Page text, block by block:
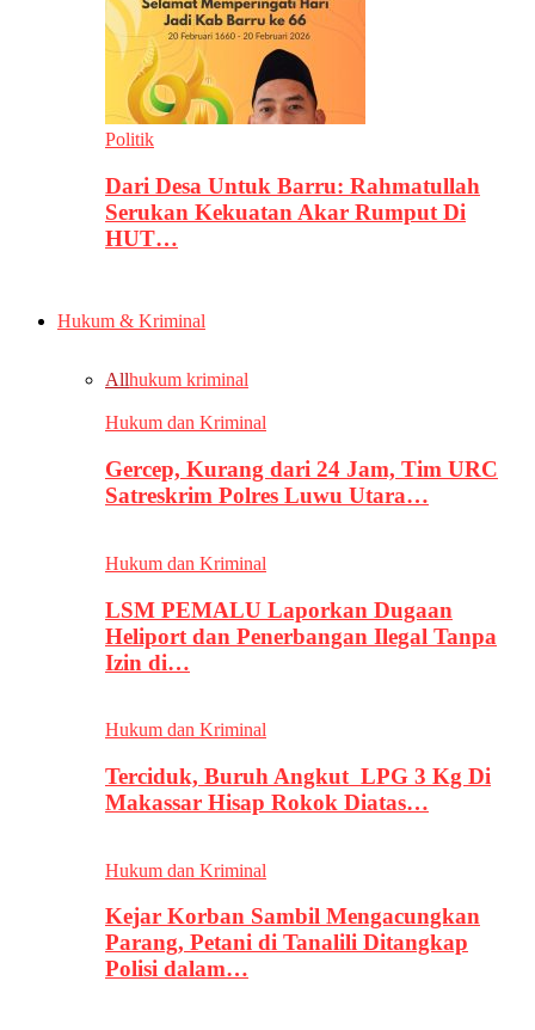
Politik
Dari Desa Untuk Barru: Rahmatullah
Serukan Kekuatan Akar Rumput Di
HUT…
Hukum & Kriminal
Allhukum kriminal
Hukum dan Kriminal
Gercep, Kurang dari 24 Jam, Tim URC
Satreskrim Polres Luwu Utara…
Hukum dan Kriminal
LSM PEMALU Laporkan Dugaan
Heliport dan Penerbangan Ilegal Tanpa
Izin di…
Hukum dan Kriminal
Terciduk, Buruh Angkut LPG 3 Kg Di
Makassar Hisap Rokok Diatas…
Hukum dan Kriminal
Kejar Korban Sambil Mengacungkan
Parang, Petani di Tanalili Ditangkap
Polisi dalam…